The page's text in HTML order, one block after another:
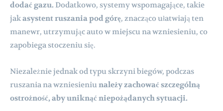
dodać gazu. Dodatkowo, systemy wspomagające, takie
jakasystent ruszania pod górę, znacząco ułatwiają ten
manewr, utrzymując auto w miejscu na wzniesieniu, co
zapobiega stoczeniu się.
Niezależnie jednak od typu skrzyni biegów, podczas
ruszania na wzniesieniunależy zachować szczególną
ostrożność, aby uniknąć niepożądanych sytuacji.